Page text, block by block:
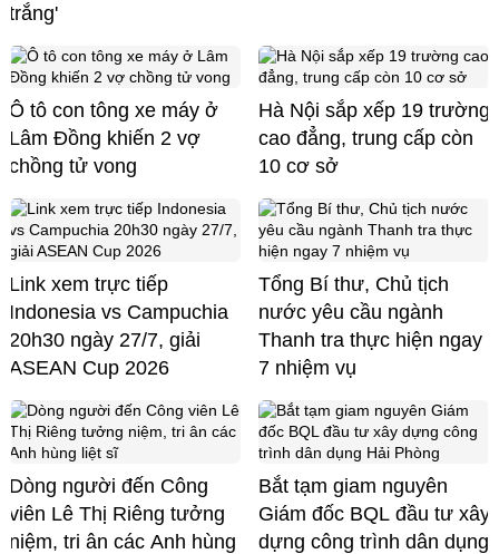
trắng'
Ô tô con tông xe máy ở
Lâm Đồng khiến 2 vợ
chồng tử vong
Hà Nội sắp xếp 19 trường
cao đẳng, trung cấp còn
10 cơ sở
Link xem trực tiếp
Indonesia vs Campuchia
20h30 ngày 27/7, giải
ASEAN Cup 2026
Tổng Bí thư, Chủ tịch
nước yêu cầu ngành
Thanh tra thực hiện ngay
7 nhiệm vụ
Dòng người đến Công
viên Lê Thị Riêng tưởng
niệm, tri ân các Anh hùng
Bắt tạm giam nguyên
Giám đốc BQL đầu tư xây
dựng công trình dân dụng